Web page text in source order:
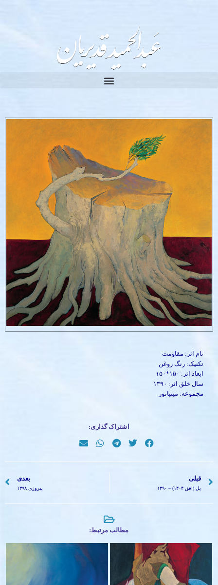
نام اثر: مقاومت
تکنیک: رنگ روغن
ابعاد اثر: ۱۵۰*۱۵۰
سال خلق اثر: ۱۳۹۰
مجموعه: مینیاتور
اشتراک گذاری:
قبلی
پل (افق ۱۴۰۴) – ۱۳۹۰
بعدی
پیروزی ۱۳۹۸
مطالب مرتبط: